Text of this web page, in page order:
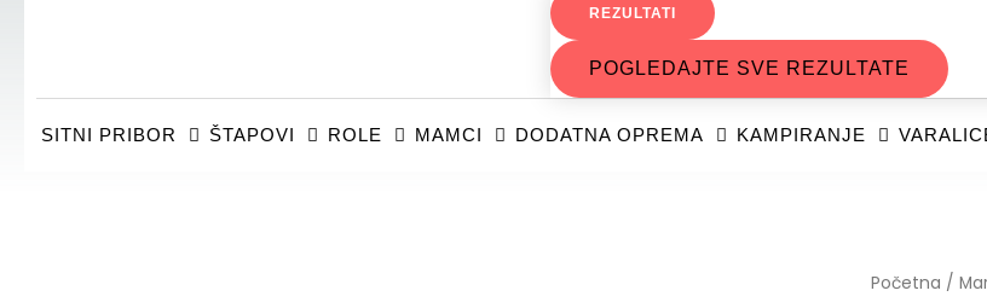
REZULTATI
POGLEDAJTE SVE REZULTATE
SITNI PRIBOR ŠTAPOVI ROLE MAMCI DODATNA OPREMA KAMPIRANJE
Početna /